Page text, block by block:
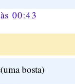
00:43
bosta)